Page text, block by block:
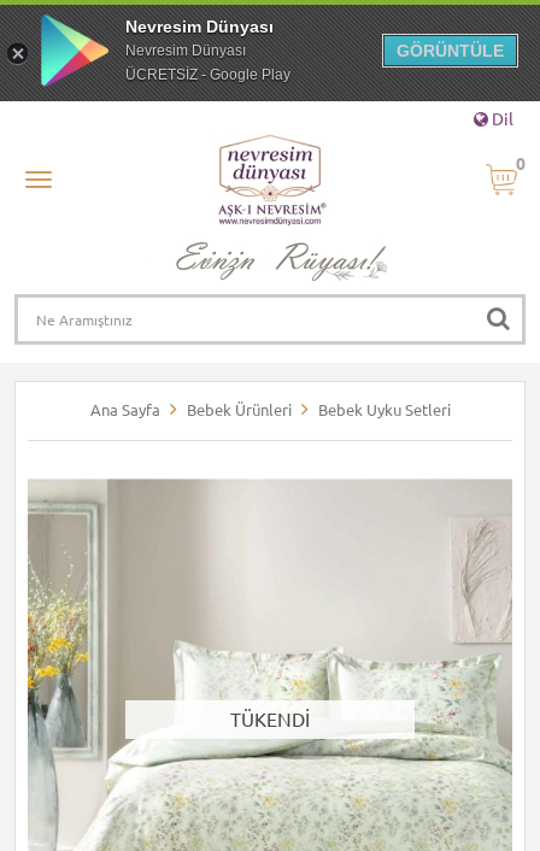
Dil
0
Ana Sayfa Bebek Ürünleri Bebek Uyku Setleri
TÜKENDİ
Nevresim Dünyası
Nevresim Dünyası
ÜCRETSİZ - Google Play
GÖRÜNTÜLE